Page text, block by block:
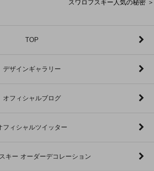
スワロフスキー人気の秘密 ＞
TOP
デザインギャラリー
オフィシャルブログ
フィシャルツイッター
キー オーダーデコレーション